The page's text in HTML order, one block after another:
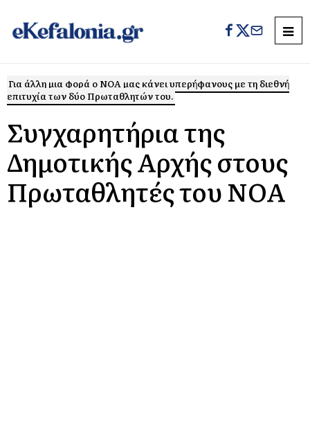
Για άλλη μια φορά ο ΝΟΑ μας κάνει υπερήφανους με τη διεθνή
επιτυχία των δύο Πρωταθλητών του.
Συγχαρητήρια της
Δημοτικής Αρχής στους
Πρωταθλητές του ΝΟΑ